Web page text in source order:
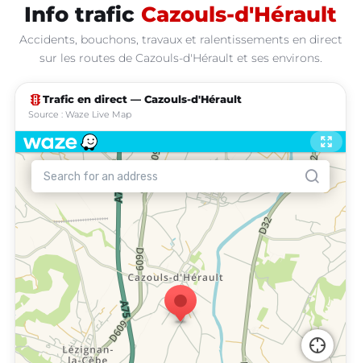
Info trafic Cazouls-d'Hérault
Accidents, bouchons, travaux et ralentissements en direct
sur les routes de Cazouls-d'Hérault et ses environs.
traffic Trafic en direct — Cazouls-d'Hérault
Source : Waze Live Map